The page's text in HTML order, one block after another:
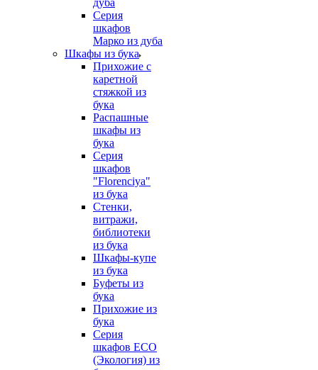
дуба
Серия
шкафов
Марко из дуба
Шкафы из бука
Прихожие с
каретной
стяжкой из
бука
Распашные
шкафы из
бука
Серия
шкафов
"Florenciya"
из бука
Стенки,
витражи,
библиотеки
из бука
Шкафы-купе
из бука
Буфеты из
бука
Прихожие из
бука
Серия
шкафов ECO
(Экология) из